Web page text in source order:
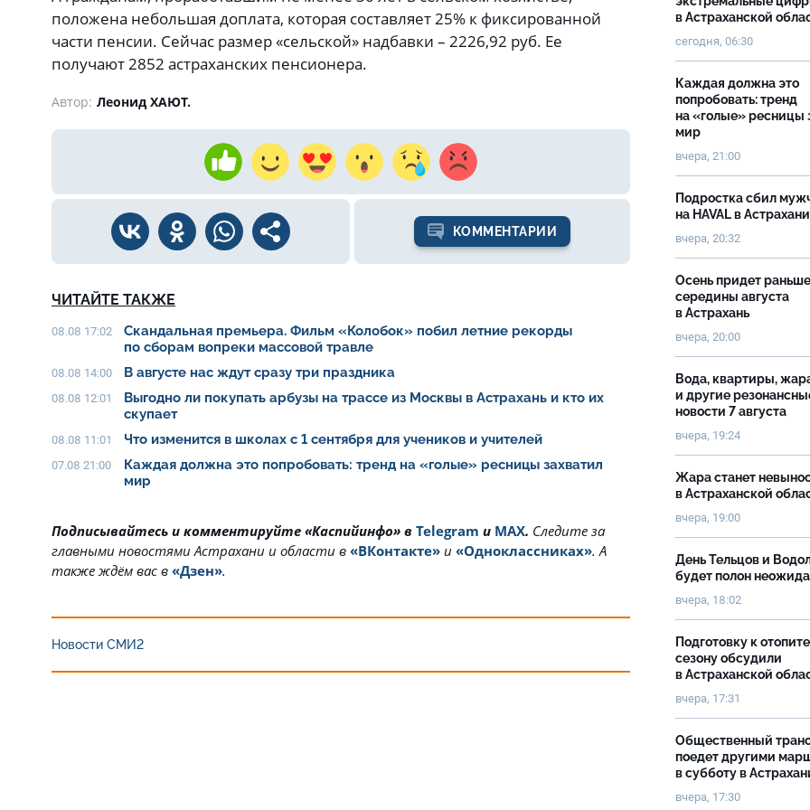
положена небольшая доплата, которая составляет 25% к фиксированной
части пенсии. Сейчас размер «сельской» надбавки – 2226,92 руб. Ее
получают 2852 астраханских пенсионера.
Автор: Леонид ХАЮТ.
КОММЕНТАРИИ
ЧИТАЙТЕ ТАКЖЕ
08.08 17:02
Скандальная премьера. Фильм «Колобок» побил летние рекорды
по сборам вопреки массовой травле
08.08 14:00 В августе нас ждут сразу три праздника
08.08 12:01
Выгодно ли покупать арбузы на трассе из Москвы в Астрахань и кто их
скупает
08.08 11:01 Что изменится в школах с 1 сентября для учеников и учителей
07.08 21:00
Каждая должна это попробовать: тренд на «голые» ресницы захватил
мир
Подписывайтесь и комментируйте «Каспийинфо» в Telegram и MAX. Cледите за
главными новостями Астрахани и области в «ВКонтакте» и «Одноклассниках». А
также ждём вас в «Дзен».
Новости СМИ2
в Астраханской
сегодня, 06:30
Каждая должна это
попробовать: тренд
на «голые» ресницы
мир
вчера, 21:00
Подростка сбил
на HAVAL в Астрахани
вчера, 20:32
Осень придет раньше
середины августа
в Астрахань
вчера, 20:00
Вода, квартиры,
и другие
новости 7 августа
вчера, 19:24
Жара станет
в Астраханской
вчера, 19:00
День Тельцов и
будет полон
вчера, 18:02
Подготовку к
сезону обсудили
в Астраханской
вчера, 17:31
Общественный
поедет другими
в субботу в
вчера, 17:30